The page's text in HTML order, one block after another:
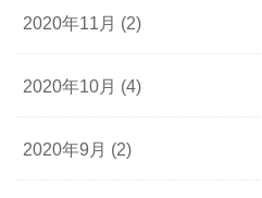
2020年11月 (2)
2020年10月 (4)
2020年9月 (2)